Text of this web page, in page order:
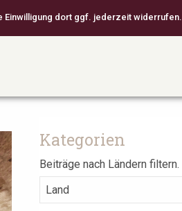
Kategorien
Beiträge nach Ländern filtern.
Einwilligung dort ggf. jederzeit widerrufen.